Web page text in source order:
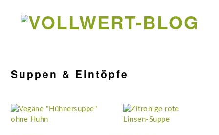
Hauptnavigation
Seitenspalte
Fußzeile
Suppen & Eintöpfe